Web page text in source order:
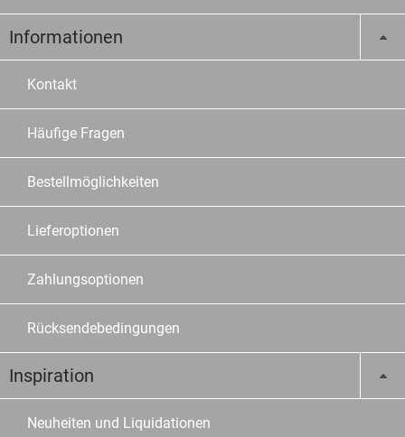
Informationen
Kontakt
Häufige Fragen
Bestellmöglichkeiten
Lieferoptionen
Zahlungsoptionen
Rücksendebedingungen
Inspiration
Neuheiten und Liquidationen